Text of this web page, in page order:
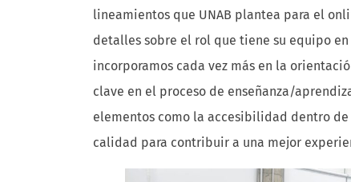
lineamientos que UNAB plantea para el
detalles sobre el rol que tiene su equipo
incorporamos cada vez más en la
clave en el proceso de enseñanza/
elementos como la accesibilidad dentro
calidad para contribuir a una mejor